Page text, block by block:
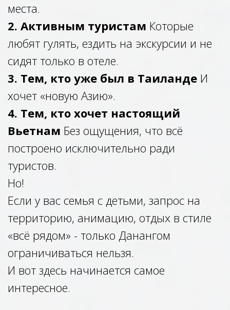
места.
2. Активным туристам Которые
любят гулять, ездить на экскурсии и не
сидят только в отеле.
3. Тем, кто уже был в Таиланде И
хочет «новую Азию».
4. Тем, кто хочет настоящий
Вьетнам Без ощущения, что всё
построено исключительно ради
туристов.
Но!
Если у вас семья с детьми, запрос на
территорию, анимацию, отдых в стиле
«всё рядом» - только Данангом
ограничиваться нельзя.
И вот здесь начинается самое
интересное.